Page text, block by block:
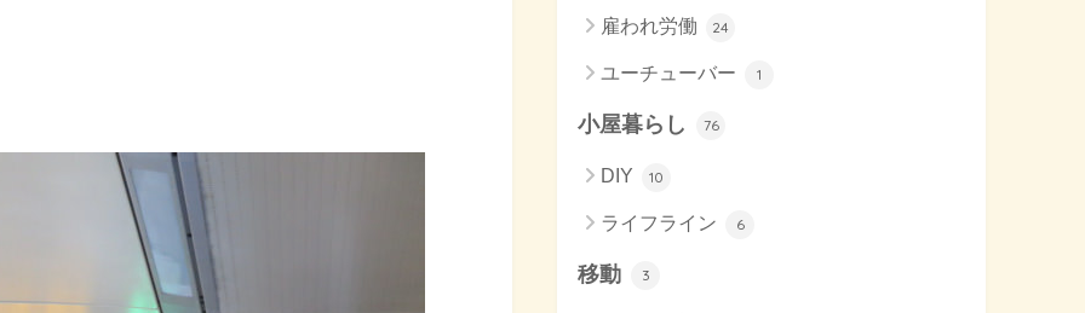
雇われ労働 24
ユーチューバー 1
小屋暮らし 76
DIY 10
ライフライン 6
移動 3